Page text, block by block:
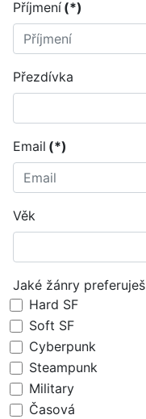
Příjmení (*)
Přezdívka
Email (*)
Věk
Jaké žánry preferuješ
Hard SF
Soft SF
Cyberpunk
Steampunk
Military
Časová